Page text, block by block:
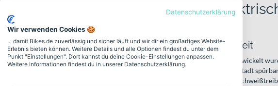
E-Citybikes – komfortabel und
durch die Stadt
Dein praktischer Begleiter für Alltag, Arbeit und Freizeit
E-Citybikes sind elektrische Fahrräder, die speziell für den urbanen Einsatz entwickelt
unterstützen dich beim Treten mit einem Motor und machen Wege durch die Stadt
– egal ob zur Arbeit, zum Einkaufen oder zum Treffen mit Freund:innen. Statt
Datenschutzerklärung
Wir verwenden Cookies 🍪
... damit Bikes.de zuverlässig und sicher läuft und wir dir ein großartiges Website-
Erlebnis bieten können. Weitere Details und alle Optionen findest du unter dem
Punkt "Einstellungen". Dort kannst du deine Cookie-Einstellungen anpassen.
Weitere Informationen findest du in unserer Datenschutzerklärung.